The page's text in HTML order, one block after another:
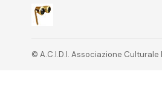
© A.C.I.D.I. Associazione Culturale